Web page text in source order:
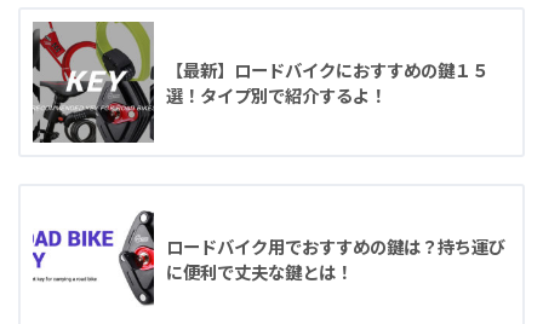
【最新】ロードバイクにおすすめの鍵１５
選！タイプ別で紹介するよ！
ロードバイク用でおすすめの鍵は？持ち運び
に便利で丈夫な鍵とは！